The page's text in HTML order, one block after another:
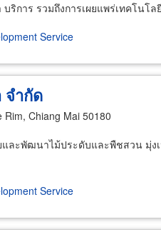
การ รวมถึงการเผยแพร่เทคโนโล
Service
จำกัด
Rim, Chiang Mai 50180
ละพัฒนาไม้ประดับและพืชสวน มุ่
Service